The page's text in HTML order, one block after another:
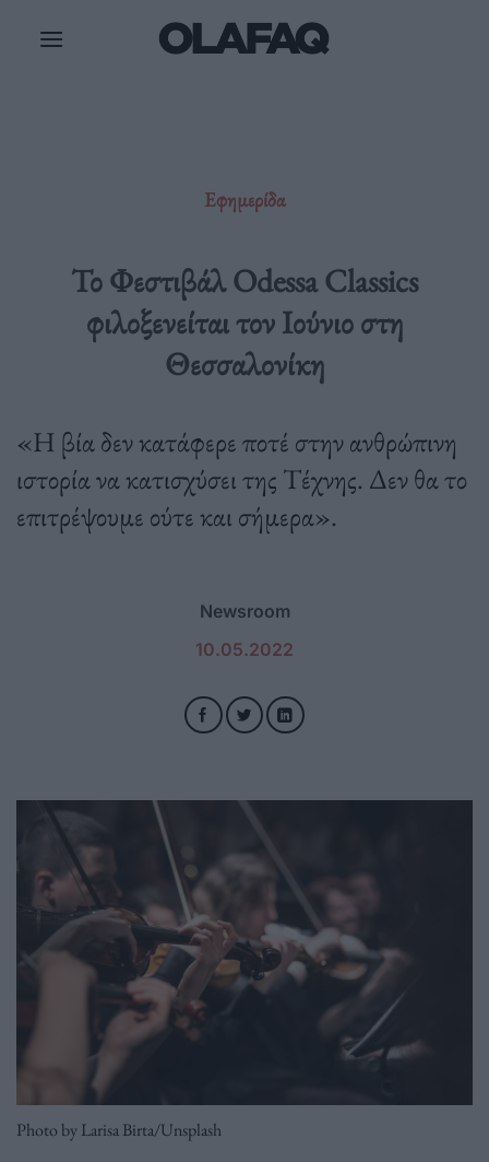
Εφημερίδα
Το Φεστιβάλ Odessa Classics
φιλοξενείται τον Ιούνιο στη
Θεσσαλονίκη
«Η βία δεν κατάφερε ποτέ στην ανθρώπινη
ιστορία να κατισχύσει της Τέχνης. Δεν θα το
επιτρέψουμε ούτε και σήμερα».
Newsroom
10.05.2022
Photo by Larisa Birta/Unsplash